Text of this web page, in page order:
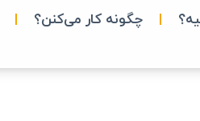
چگونه کار می‌کنن؟